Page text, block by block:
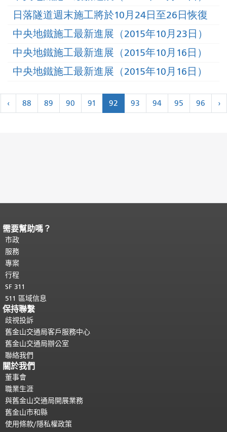
日落隧道週末施工將於10月24日至26日恢復
中央地鐵施工最新進展（2015年10月23日）
中央地鐵施工最新進展（2015年10月16日）
中央地鐵施工最新進展（2015年10月16日）
頁
‹←
上
88 89 90 91 92 93 94 95 96 ›
頁面內容結束。
都會重複顯示。
需要幫助嗎？
市政
服務
專案
行程
SF 311
511 區域信息
保持聯繫
歧視投訴
舊金山交通局客戶服務中心
舊金山交通局辦公室
聯絡我們
關於我們
董事會
職業生涯
與舊金山交通局開展業務
舊金山市和縣
使用條款/隱私權政策